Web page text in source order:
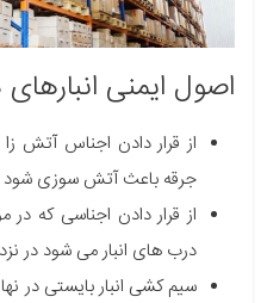
اصول ایمنی
از قرار دادن اجناس آتش
جرقه باعث آتش سوزی شود
از قرار دادن اجناسی که
درب های انبار می شود در
سیم کشی انبار بایستی